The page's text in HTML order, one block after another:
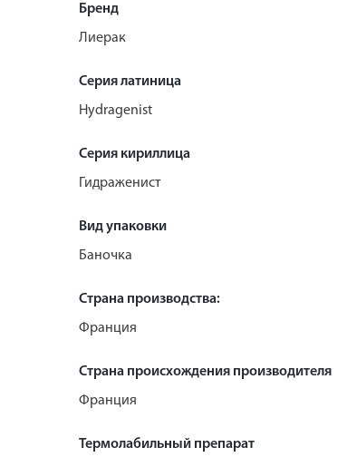
Бренд
Лиерак
Серия латиница
Hydragenist
Серия кириллица
Гидраженист
Вид упаковки
Баночка
Страна производства:
Франция
Страна происхождения производителя
Франция
Термолабильный препарат